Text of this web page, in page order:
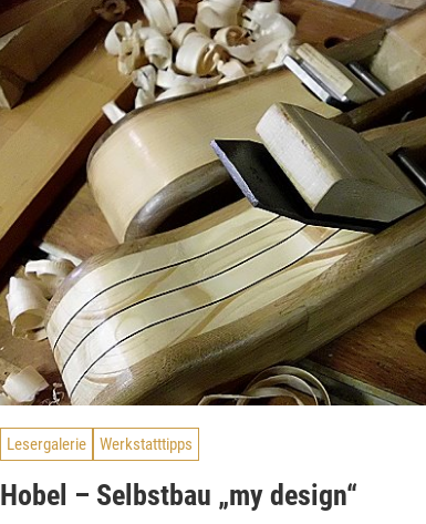
Lesergalerie Werkstatttipps
Hobel – Selbstbau „my design“